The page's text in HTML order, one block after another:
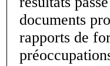
documents
rapports de